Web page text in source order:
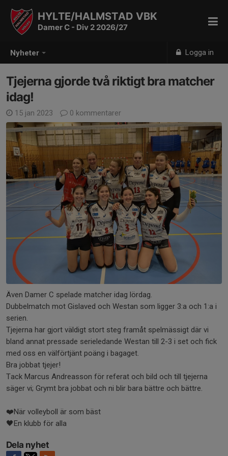
Nyheter Logga in
HYLTE/HALMSTAD VBK
Damer C - Div 2 2026/27
Tjejerna gjorde två riktigt bra matcher
idag!
15 jan 2023 0 kommentarer
Även Damer C spelade matcher idag lördag.
Dubbelmatch mot Gislaved och Westan som ligger 3:a och 1:a i
serien.
Tjejerna har gjort väldigt stort steg framåt spelmässigt där vi
bland annat pressade serieledande Westan till 2-3 i set och fick
med oss en välförtjänt poäng i bagaget.
Bra jobbat tjejer!
Tack Marcus Andreasson för referat och bild och till tjejerna
säger vi; Grymt bra jobbat och ni blir bara bättre och bättre.
❤️När volleyboll är som bäst
🖤En klubb för alla
Dela nyhet